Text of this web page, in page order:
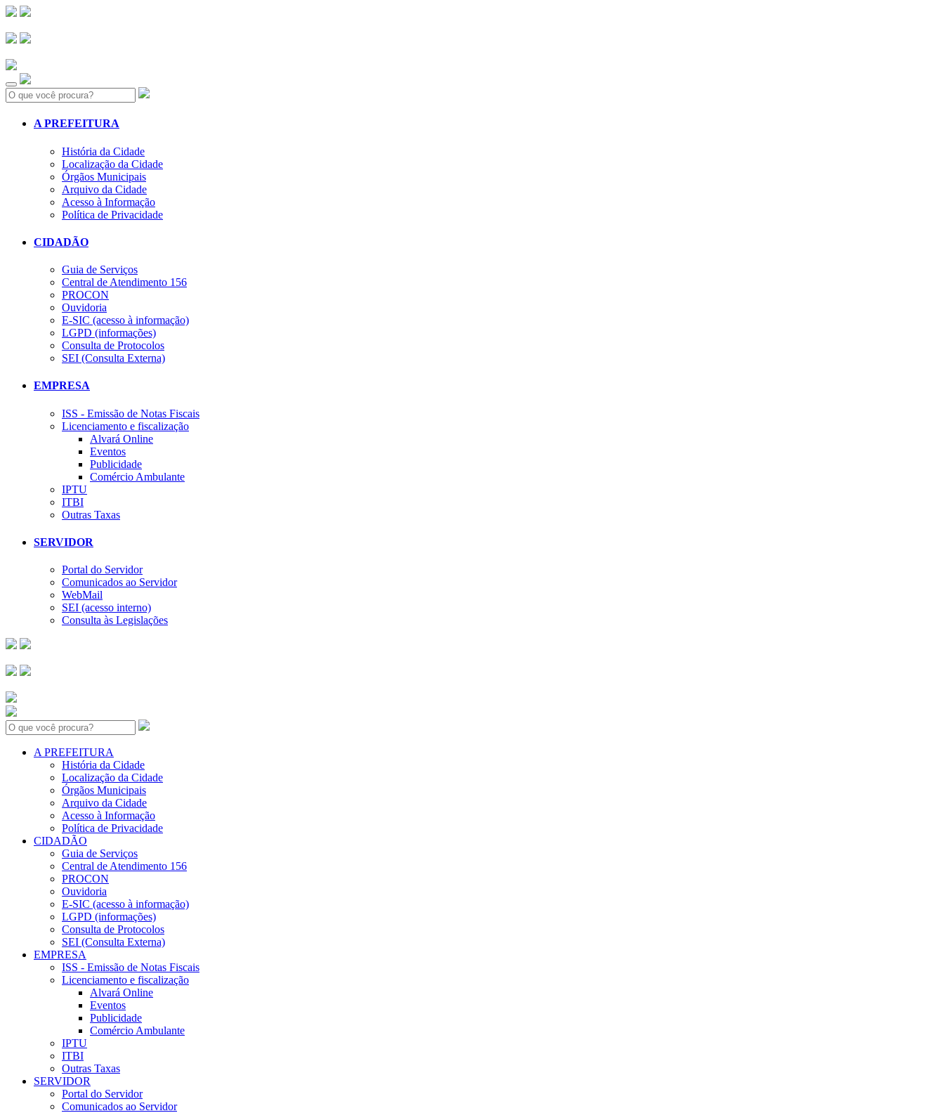
Search:
A PREFEITURA
História da Cidade
Localização da Cidade
Órgãos Municipais
Arquivo da Cidade
Acesso à Informação
Política de Privacidade
CIDADÃO
Guia de Serviços
Central de Atendimento 156
PROCON
Ouvidoria
E-SIC (acesso à informação)
LGPD (informações)
Consulta de Protocolos
SEI (Consulta Externa)
EMPRESA
ISS - Emissão de Notas Fiscais
Licenciamento e fiscalização
Alvará Online
Eventos
Publicidade
Comércio Ambulante
IPTU
ITBI
Outras Taxas
SERVIDOR
Portal do Servidor
Comunicados ao Servidor
WebMail
SEI (acesso interno)
Consulta às Legislações
Search:
A PREFEITURA
História da Cidade
Localização da Cidade
Órgãos Municipais
Arquivo da Cidade
Acesso à Informação
Política de Privacidade
CIDADÃO
Guia de Serviços
Central de Atendimento 156
PROCON
Ouvidoria
E-SIC (acesso à informação)
LGPD (informações)
Consulta de Protocolos
SEI (Consulta Externa)
EMPRESA
ISS - Emissão de Notas Fiscais
Licenciamento e fiscalização
Alvará Online
Eventos
Publicidade
Comércio Ambulante
IPTU
ITBI
Outras Taxas
SERVIDOR
Portal do Servidor
Comunicados ao Servidor